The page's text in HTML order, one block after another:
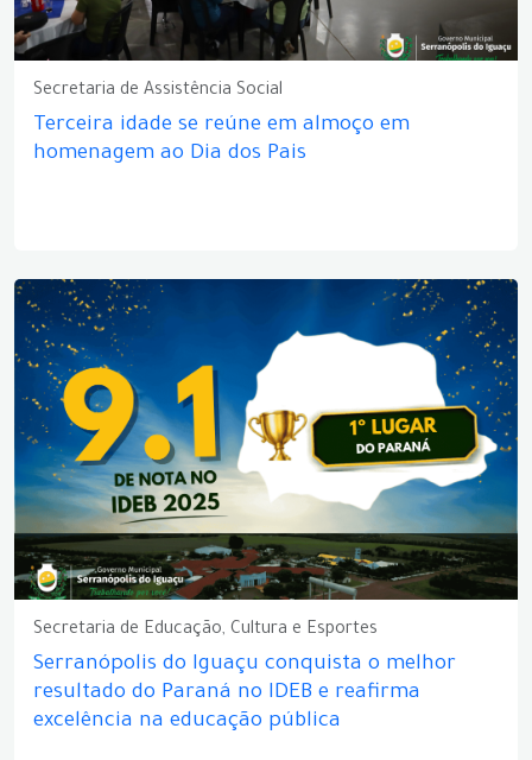
Secretaria de Assistência Social
Terceira idade se reúne em almoço em
homenagem ao Dia dos Pais
Secretaria de Educação, Cultura e Esportes
Serranópolis do Iguaçu conquista o melhor
resultado do Paraná no IDEB e reafirma
excelência na educação pública